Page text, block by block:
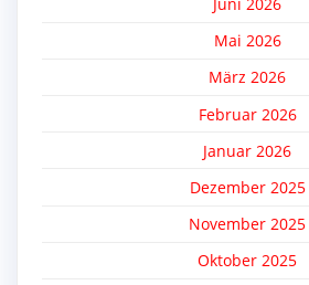
Mai 2026
März 2026
Februar 2026
Januar 2026
Dezember 2025
November 2025
Oktober 2025